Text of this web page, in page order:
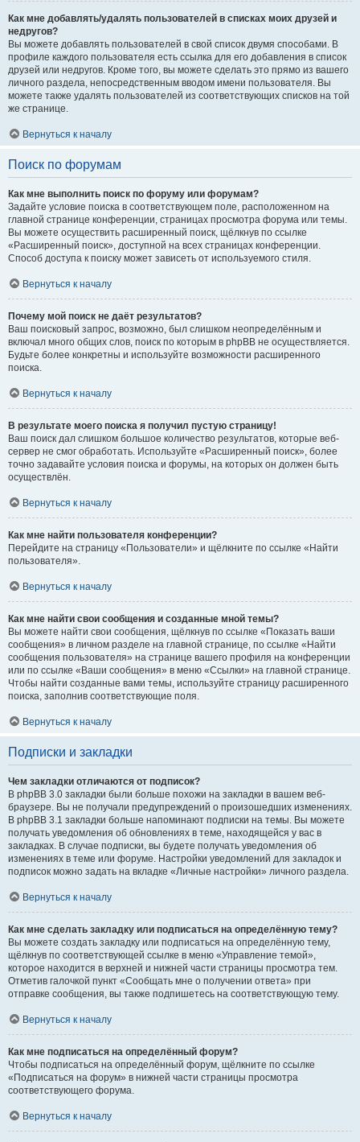
Как мне добавлять/удалять пользователей в списках моих друзей и
недругов?
Вы можете добавлять пользователей в свой список двумя способами. В
профиле каждого пользователя есть ссылка для его добавления в список
друзей или недругов. Кроме того, вы можете сделать это прямо из вашего
личного раздела, непосредственным вводом имени пользователя. Вы
можете также удалять пользователей из соответствующих списков на той
же странице.
Вернуться к началу
Поиск по форумам
Как мне выполнить поиск по форуму или форумам?
Задайте условие поиска в соответствующем поле, расположенном на
главной странице конференции, страницах просмотра форума или темы.
Вы можете осуществить расширенный поиск, щёлкнув по ссылке
«Расширенный поиск», доступной на всех страницах конференции.
Способ доступа к поиску может зависеть от используемого стиля.
Вернуться к началу
Почему мой поиск не даёт результатов?
Ваш поисковый запрос, возможно, был слишком неопределённым и
включал много общих слов, поиск по которым в phpBB не осуществляется.
Будьте более конкретны и используйте возможности расширенного
поиска.
Вернуться к началу
В результате моего поиска я получил пустую страницу!
Ваш поиск дал слишком большое количество результатов, которые веб-
сервер не смог обработать. Используйте «Расширенный поиск», более
точно задавайте условия поиска и форумы, на которых он должен быть
осуществлён.
Вернуться к началу
Как мне найти пользователя конференции?
Перейдите на страницу «Пользователи» и щёлкните по ссылке «Найти
пользователя».
Вернуться к началу
Как мне найти свои сообщения и созданные мной темы?
Вы можете найти свои сообщения, щёлкнув по ссылке «Показать ваши
сообщения» в личном разделе на главной странице, по ссылке «Найти
сообщения пользователя» на странице вашего профиля на конференции
или по ссылке «Ваши сообщения» в меню «Ссылки» на главной странице.
Чтобы найти созданные вами темы, используйте страницу расширенного
поиска, заполнив соответствующие поля.
Вернуться к началу
Подписки и закладки
Чем закладки отличаются от подписок?
В phpBB 3.0 закладки были больше похожи на закладки в вашем веб-
браузере. Вы не получали предупреждений о произошедших изменениях.
В phpBB 3.1 закладки больше напоминают подписки на темы. Вы можете
получать уведомления об обновлениях в теме, находящейся у вас в
закладках. В случае подписки, вы будете получать уведомления об
изменениях в теме или форуме. Настройки уведомлений для закладок и
подписок можно задать на вкладке «Личные настройки» личного раздела.
Вернуться к началу
Как мне сделать закладку или подписаться на определённую тему?
Вы можете создать закладку или подписаться на определённую тему,
щёлкнув по соответствующей ссылке в меню «Управление темой»,
которое находится в верхней и нижней части страницы просмотра тем.
Отметив галочкой пункт «Сообщать мне о получении ответа» при
отправке сообщения, вы также подпишетесь на соответствующую тему.
Вернуться к началу
Как мне подписаться на определённый форум?
Чтобы подписаться на определённый форум, щёлкните по ссылке
«Подписаться на форум» в нижней части страницы просмотра
соответствующего форума.
Вернуться к началу